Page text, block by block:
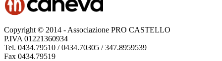
Copyright © 2014 - Associazione PRO CASTELLO
P.IVA 01221360934
Tel. 0434.79510 / 0434.70305 / 347.8959539
Fax 0434.79519